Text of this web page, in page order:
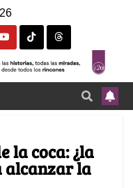
la coca: ¿la
alcanzar la